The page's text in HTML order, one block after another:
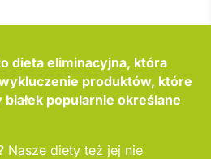
dieta eliminacyjna, która
produktów, które
popularnie określane
Nasze diety też jej nie